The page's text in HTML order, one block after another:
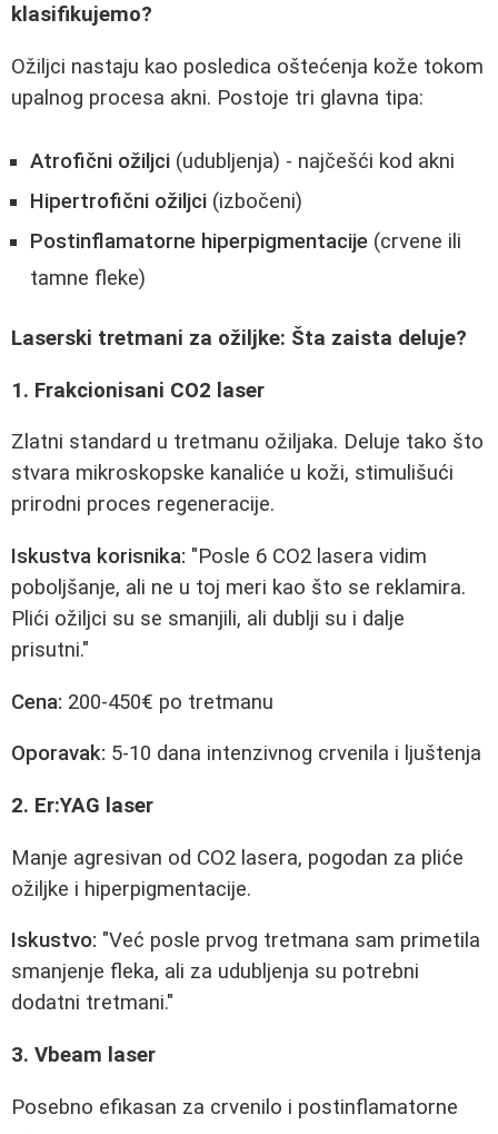
klasifikujemo?
Ožiljci nastaju kao posledica oštećenja kože tokom
upalnog procesa akni. Postoje tri glavna tipa:
Atrofični ožiljci (udubljenja) - najčešći kod akni
Hipertrofični ožiljci (izbočeni)
Postinflamatorne hiperpigmentacije (crvene ili
tamne fleke)
Laserski tretmani za ožiljke: Šta zaista deluje?
1. Frakcionisani CO2 laser
Zlatni standard u tretmanu ožiljaka. Deluje tako što
stvara mikroskopske kanaliće u koži, stimulišući
prirodni proces regeneracije.
Iskustva korisnika: "Posle 6 CO2 lasera vidim
poboljšanje, ali ne u toj meri kao što se reklamira.
Plići ožiljci su se smanjili, ali dublji su i dalje
prisutni."
Cena: 200-450€ po tretmanu
Oporavak: 5-10 dana intenzivnog crvenila i ljuštenja
2. Er:YAG laser
Manje agresivan od CO2 lasera, pogodan za pliće
ožiljke i hiperpigmentacije.
Iskustvo: "Već posle prvog tretmana sam primetila
smanjenje fleka, ali za udubljenja su potrebni
dodatni tretmani."
3. Vbeam laser
Posebno efikasan za crvenilo i postinflamatorne